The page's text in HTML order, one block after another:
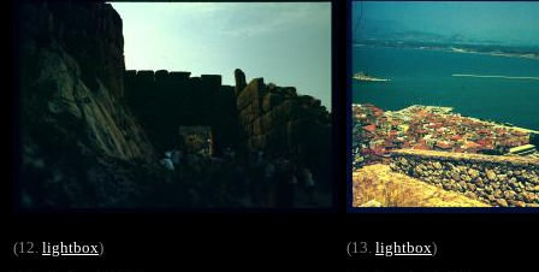
(12. lightbox)
(13. lightbox)